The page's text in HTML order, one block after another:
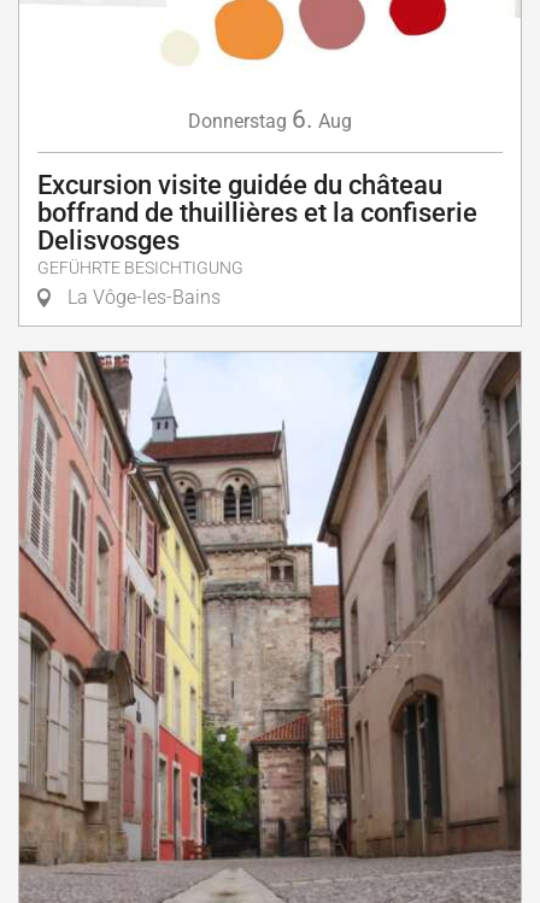
Donnerstag 6. Aug
Excursion visite guidée du château
boffrand de thuillières et la confiserie
Delisvosges
GEFÜHRTE BESICHTIGUNG
La Vôge-les-Bains